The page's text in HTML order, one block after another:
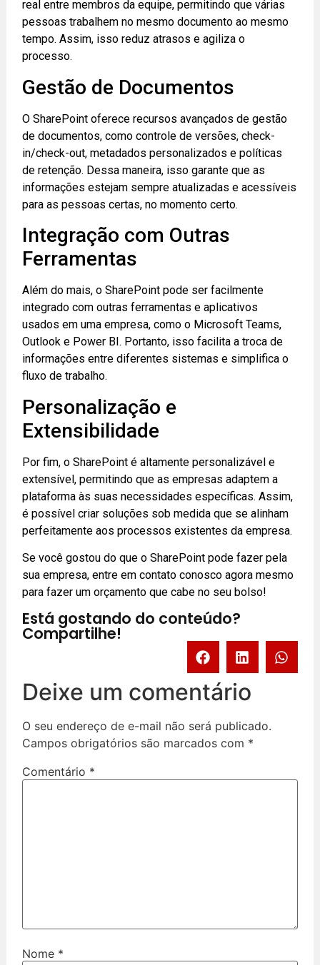
real entre membros da equipe, permitindo que várias
pessoas trabalhem no mesmo documento ao mesmo
tempo. Assim, isso reduz atrasos e agiliza o
processo.
Gestão de Documentos
O SharePoint oferece recursos avançados de gestão
de documentos, como controle de versões, check-
in/check-out, metadados personalizados e políticas
de retenção. Dessa maneira, isso garante que as
informações estejam sempre atualizadas e acessíveis
para as pessoas certas, no momento certo.
Integração com Outras
Ferramentas
Além do mais, o SharePoint pode ser facilmente
integrado com outras ferramentas e aplicativos
usados em uma empresa, como o Microsoft Teams,
Outlook e Power BI. Portanto, isso facilita a troca de
informações entre diferentes sistemas e simplifica o
fluxo de trabalho.
Personalização e
Extensibilidade
Por fim, o SharePoint é altamente personalizável e
extensível, permitindo que as empresas adaptem a
plataforma às suas necessidades específicas. Assim,
é possível criar soluções sob medida que se alinham
perfeitamente aos processos existentes da empresa.
Se você gostou do que o SharePoint pode fazer pela
sua empresa, entre em contato conosco agora mesmo
para fazer um orçamento que cabe no seu bolso!
Está gostando do conteúdo?
Compartilhe!
Deixe um comentário
O seu endereço de e-mail não será publicado.
Campos obrigatórios são marcados com *
Comentário *
Nome *